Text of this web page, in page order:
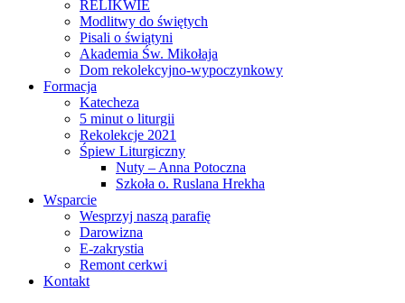
RELIKWIE
Modlitwy do świętych
Pisali o świątyni
Akademia Św. Mikołaja
Dom rekolekcyjno-wypoczynkowy
Formacja
Katecheza
5 minut o liturgii
Rekolekcje 2021
Śpiew Liturgiczny
Nuty – Anna Potoczna
Szkoła о. Ruslana Hrekha
Wsparcie
Wesprzyj naszą parafię
Darowizna
E-zakrystia
Remont cerkwi
Kontakt